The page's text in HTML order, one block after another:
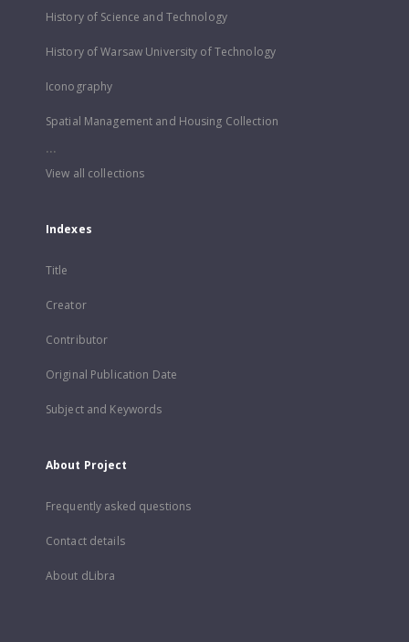
History of Science and Technology
History of Warsaw University of Technology
Iconography
Spatial Management and Housing Collection
...
View all collections
Indexes
Title
Creator
Contributor
Original Publication Date
Subject and Keywords
About Project
Frequently asked questions
Contact details
About dLibra